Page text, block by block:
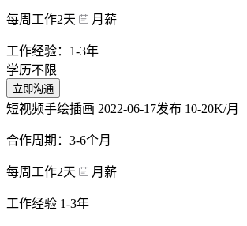
每周工作2天 月薪
工作经验：1-3年
学历不限
立即沟通
短视频手绘插画 2022-06-17发布 10-20K/月
合作周期：3-6个月
每周工作2天 月薪
工作经验 1-3年